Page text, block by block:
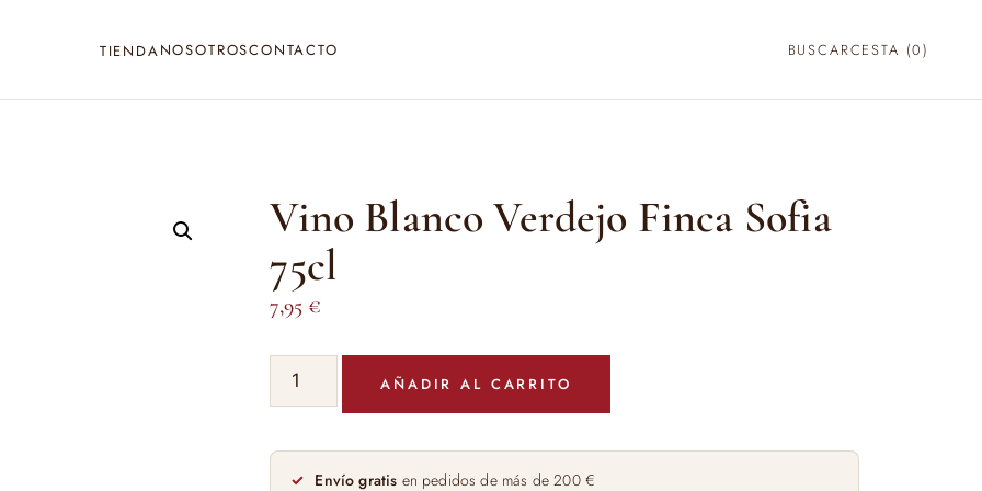
TIENDANOSOTROSCONTACTO BUSCARCESTA (0)
Vino Blanco Verdejo Finca Sofia
75cl
7,95 €
Vino
Blanco
Finca
Sofia
AÑADIR AL CARRITO
Envío gratis en pedidos de más de 200 €